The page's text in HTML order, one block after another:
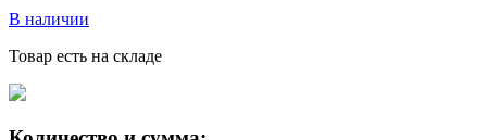
В наличии
Товар есть на складе